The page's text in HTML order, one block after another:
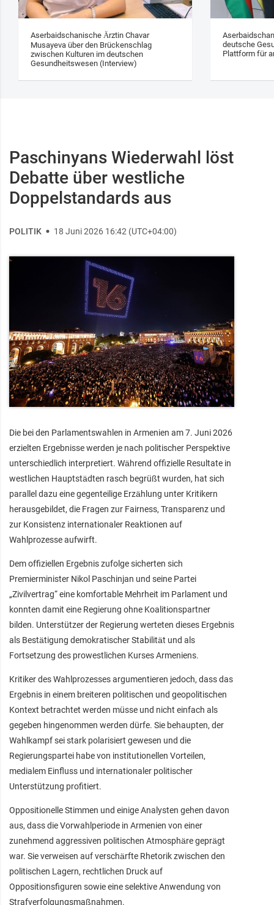
Aserbaidschanische Ärztin Chavar
Musayeva über den Brückenschlag
zwischen Kulturen im deutschen
Gesundheitswesen (Interview)
deutsche
Plattform für
Paschinyans Wiederwahl löst
Debatte über westliche
Doppelstandards aus
POLITIK 18 Juni 2026 16:42 (UTC+04:00)
Die bei den Parlamentswahlen in Armenien am 7. Juni 2026
erzielten Ergebnisse werden je nach politischer Perspektive
unterschiedlich interpretiert. Während offizielle Resultate in
westlichen Hauptstädten rasch begrüßt wurden, hat sich
parallel dazu eine gegenteilige Erzählung unter Kritikern
herausgebildet, die Fragen zur Fairness, Transparenz und
zur Konsistenz internationaler Reaktionen auf
Wahlprozesse aufwirft.
Dem offiziellen Ergebnis zufolge sicherten sich
Premierminister Nikol Paschinjan und seine Partei
„Zivilvertrag“ eine komfortable Mehrheit im Parlament und
konnten damit eine Regierung ohne Koalitionspartner
bilden. Unterstützer der Regierung werteten dieses Ergebnis
als Bestätigung demokratischer Stabilität und als
Fortsetzung des prowestlichen Kurses Armeniens.
Kritiker des Wahlprozesses argumentieren jedoch, dass das
Ergebnis in einem breiteren politischen und geopolitischen
Kontext betrachtet werden müsse und nicht einfach als
gegeben hingenommen werden dürfe. Sie behaupten, der
Wahlkampf sei stark polarisiert gewesen und die
Regierungspartei habe von institutionellen Vorteilen,
medialem Einfluss und internationaler politischer
Unterstützung profitiert.
Oppositionelle Stimmen und einige Analysten gehen davon
aus, dass die Vorwahlperiode in Armenien von einer
zunehmend aggressiven politischen Atmosphäre geprägt
war. Sie verweisen auf verschärfte Rhetorik zwischen den
politischen Lagern, rechtlichen Druck auf
Oppositionsfiguren sowie eine selektive Anwendung von
Strafverfolgungsmaßnahmen.